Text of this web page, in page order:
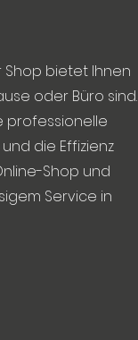
Shop bietet Ihnen
oder Büro sind.
professionelle
die Effizienz
Shop und
Service in